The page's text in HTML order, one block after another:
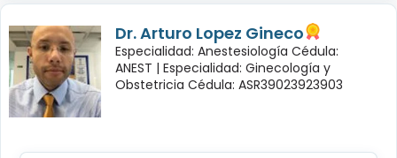
Dr. Arturo Lopez Gineco
Especialidad: Anestesiología Cédula:
ANEST | Especialidad: Ginecología y
Obstetricia Cédula: ASR39023923903